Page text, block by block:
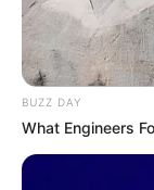
BUZZ DAY
What Engineers